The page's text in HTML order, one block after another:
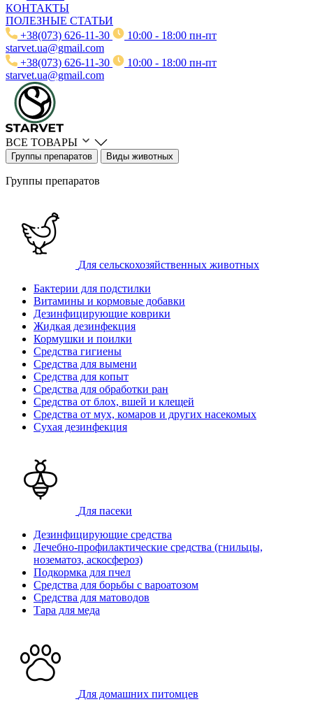
КОНТАКТЫ
ПОЛЕЗНЫЕ СТАТЬИ
+38(073) 626-11-30
10:00 - 18:00 пн-пт
starvet.ua@gmail.com
+38(073) 626-11-30
10:00 - 18:00 пн-пт
starvet.ua@gmail.com
ВСЕ ТОВАРЫ
Группы препаратов Виды животных
Группы препаратов
Для сельскохозяйственных животных
Бактерии для подстилки
Витамины и кормовые добавки
Дезинфицирующие коврики
Жидкая дезинфекция
Кормушки и поилки
Средства гигиены
Средства для вымени
Средства для копыт
Средства для обработки ран
Средства от блох, вшей и клещей
Средства от мух, комаров и других насекомых
Сухая дезинфекция
Для пасеки
Дезинфицирующие средства
Лечебно-профилактические средства (гнильцы,
нозематоз, аскосфероз)
Подкормка для пчел
Средства для борьбы с вароатозом
Средства для матоводов
Тара для меда
Для домашних питомцев